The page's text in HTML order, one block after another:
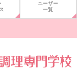
ユーザー
一覧